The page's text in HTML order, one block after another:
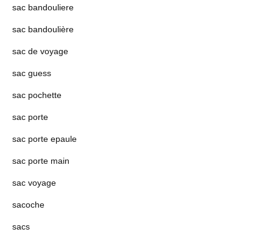
sac bandouliere
sac bandoulière
sac de voyage
sac guess
sac pochette
sac porte
sac porte epaule
sac porte main
sac voyage
sacoche
sacs